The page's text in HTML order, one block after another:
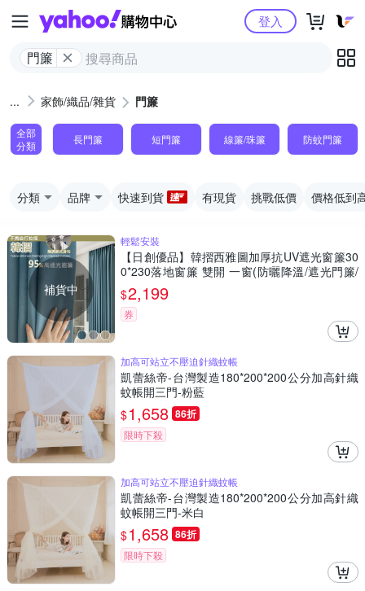
Yahoo購物中心
門簾
登入
家飾/織品/雜貨 門簾
全部
分類
長門簾 短門簾 線簾/珠簾 防蚊門簾
分類 品牌 快速到貨 有現貨 挑戰低價 價格低到
補貨中
輕鬆安裝
【日創優品】韓摺西雅圖加厚抗UV遮光窗簾30
0*230落地窗簾 雙開 一窗(防曬降溫/遮光門簾/
窗簾/拉簾/客廳隔簾)
$2,199
券
加高可站立不壓迫針織蚊帳
凱蕾絲帝-台灣製造180*200*200公分加高針織
蚊帳開三門-粉藍
$1,658 86折
限時下殺
加高可站立不壓迫針織蚊帳
凱蕾絲帝-台灣製造180*200*200公分加高針織
蚊帳開三門-米白
$1,658 86折
限時下殺